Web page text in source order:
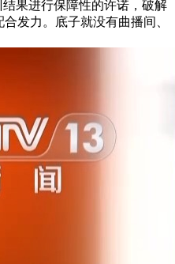
果进行保障性的许诺，破解
发力。底子就没有曲播间、